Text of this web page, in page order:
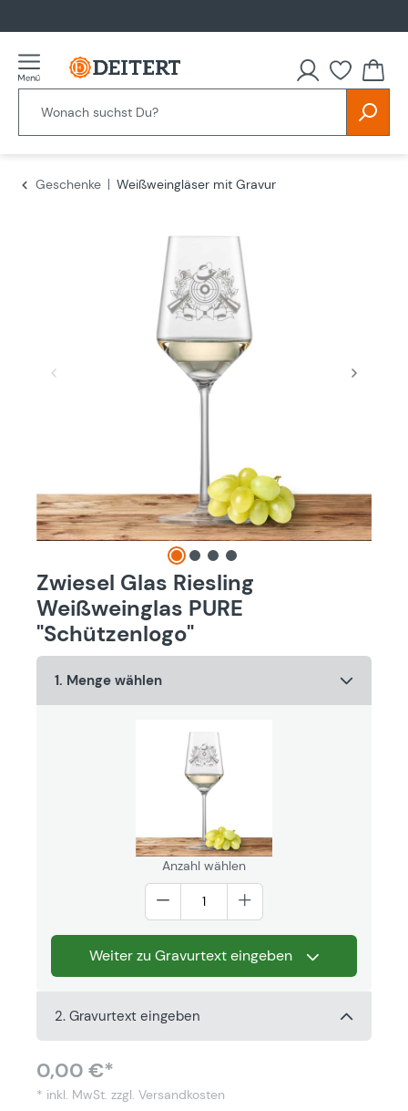
Du
Geschenke Weißweingläser mit Gravur
Zwiesel Glas Riesling
Weißweinglas PURE
"Schützenlogo"
1. Menge wählen
Anzahl wählen
Weiter zu Gravurtext eingeben
2. Gravurtext eingeben
0,00 €*
* inkl. MwSt. zzgl. Versandkosten